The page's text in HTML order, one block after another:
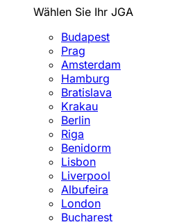
Wählen Sie Ihr JGA
Budapest
Prag
Amsterdam
Hamburg
Bratislava
Krakau
Berlin
Riga
Benidorm
Lisbon
Liverpool
Albufeira
London
Bucharest